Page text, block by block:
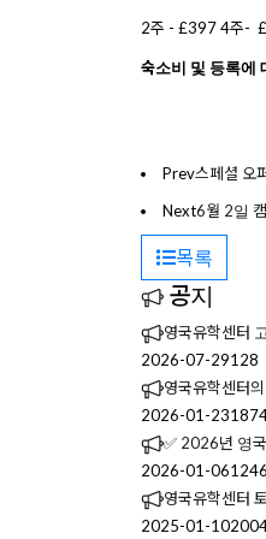
2주 - £397 4주-
숙소비 및 등록에
Prev스페셜 오
Next6월 2일
목록
공지
영국유학센터
2026-07-29128
영국유학센터
2026-01-23
✅ 2026년 영
2026-01-061246
영국유학센터
2025-01-10